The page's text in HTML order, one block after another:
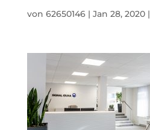
von 62650146| Jan 28, 2020|